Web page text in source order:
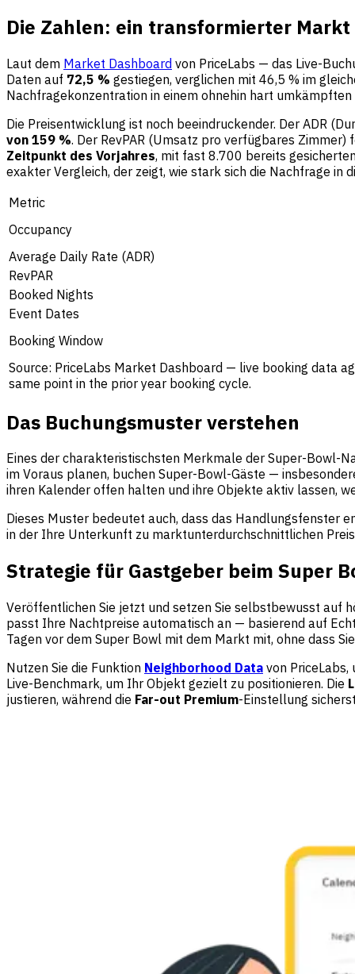
Die Zahlen: ein transformierter Markt
Laut dem Market Dashboard von PriceLabs — das Live-
Daten auf 72,5 % gestiegen, verglichen mit 46,5 % im
Nachfragekonzentration in einem ohnehin hart
Die Preisentwicklung ist noch beeindruckender. Der ADR
von 159 %. Der RevPAR (Umsatz pro verfügbares
Zeitpunkt des Vorjahres, mit fast 8.700 bereits
exakter Vergleich, der zeigt, wie stark sich die Nachfrage in
Metric
Occupancy
Average Daily Rate (ADR)
RevPAR
Booked Nights
Event Dates
Booking Window
Source: PriceLabs Market Dashboard — live booking data
same point in the prior year booking cycle.
Das Buchungsmuster verstehen
Eines der charakteristischsten Merkmale der Super-Bowl-
im Voraus planen, buchen Super-Bowl-Gäste —
ihren Kalender offen halten und ihre Objekte aktiv lassen,
Dieses Muster bedeutet auch, dass das Handlungsfenster
in der Ihre Unterkunft zu marktunterdurchschnittlichen
Strategie für Gastgeber beim Super
Veröffentlichen Sie jetzt und setzen Sie selbstbewusst auf
passt Ihre Nachtpreise automatisch an — basierend auf
Tagen vor dem Super Bowl mit dem Markt mit, ohne dass
Nutzen Sie die Funktion Neighborhood Data von
Live-Benchmark, um Ihr Objekt gezielt zu positionieren. Die
justieren, während die Far-out Premium-Einstellung